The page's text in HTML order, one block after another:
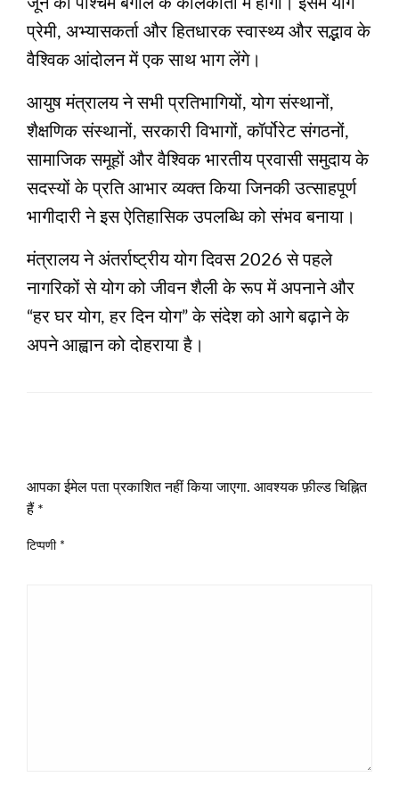
जून को पश्चिम बंगाल के कोलकाता में होगा। इसमें योग
प्रेमी, अभ्यासकर्ता और हितधारक स्वास्थ्य और सद्भाव के
वैश्विक आंदोलन में एक साथ भाग लेंगे।
आयुष मंत्रालय ने सभी प्रतिभागियों, योग संस्थानों,
शैक्षणिक संस्थानों, सरकारी विभागों, कॉर्पोरेट संगठनों,
सामाजिक समूहों और वैश्विक भारतीय प्रवासी समुदाय के
सदस्यों के प्रति आभार व्यक्त किया जिनकी उत्साहपूर्ण
भागीदारी ने इस ऐतिहासिक उपलब्धि को संभव बनाया।
मंत्रालय ने अंतर्राष्ट्रीय योग दिवस 2026 से पहले
नागरिकों से योग को जीवन शैली के रूप में अपनाने और
“हर घर योग, हर दिन योग” के संदेश को आगे बढ़ाने के
अपने आह्वान को दोहराया है।
आपका ईमेल पता प्रकाशित नहीं किया जाएगा. आवश्यक फ़ील्ड चिह्नित
हैं *
टिप्पणी *